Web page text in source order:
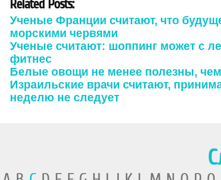
Related Posts:
Ученые Франции считают, что
морскими червями
Ученые считают: шоппинг может с
фитнес
Белые овощи не менее полезны,
Израильские врачи считают,
неделю не следует